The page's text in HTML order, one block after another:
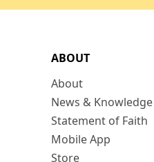
ABOUT
About
News & Knowledge
Statement of Faith
Mobile App
Store